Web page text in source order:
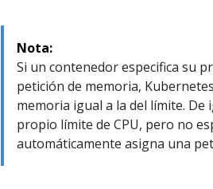
Nota:
Si un contenedor especifica su
petición de memoria,
memoria igual a la del límite.
propio límite de CPU, pero no
automáticamente asigna una